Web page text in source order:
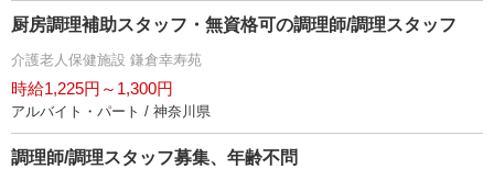
厨房調理補助スタッフ・無資格可の調理師/調理スタッフ
介護老人保健施設 鎌倉幸寿苑
時給1,225円～1,300円
アルバイト・パート / 神奈川県
調理師/調理スタッフ募集、年齢不問